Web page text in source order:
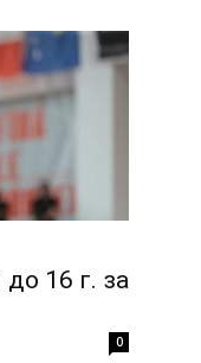
16 г. за
0